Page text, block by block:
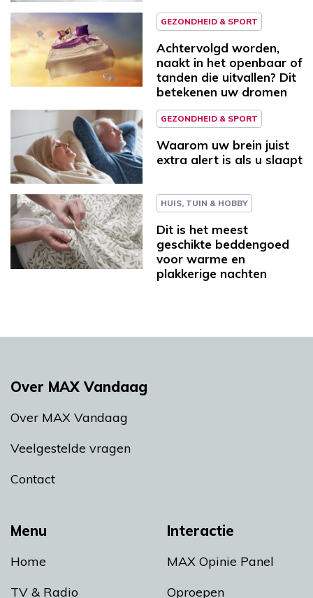
GEZONDHEID & SPORT
Achtervolgd worden,
naakt in het openbaar of
tanden die uitvallen? Dit
betekenen uw dromen
GEZONDHEID & SPORT
Waarom uw brein juist
extra alert is als u slaapt
HUIS, TUIN & HOBBY
Dit is het meest
geschikte beddengoed
voor warme en
plakkerige nachten
Menu
Home
TV & Radio
Interactie
MAX Opinie Panel
Oproepen
Over MAX Vandaag
Over MAX Vandaag
Veelgestelde vragen
Contact